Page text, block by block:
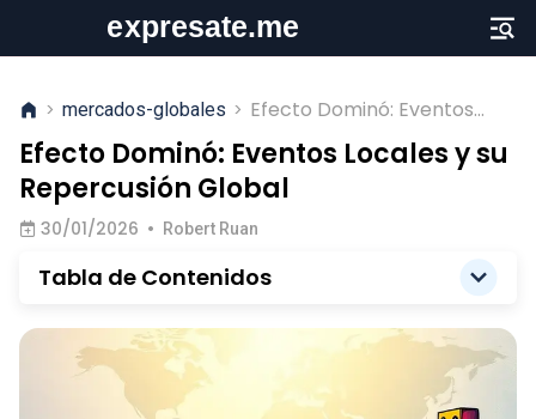
> mercados-globales > Efecto Dominó: Eventos
Locales y su Repercusión
Global
Efecto Dominó: Eventos Locales y su
Repercusión Global
30/01/2026 • Robert Ruan
Tabla de Contenidos